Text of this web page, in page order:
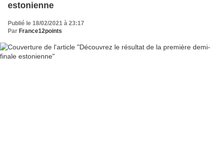
estonienne
Publié le 18/02/2021 à 23:17
Par France12points